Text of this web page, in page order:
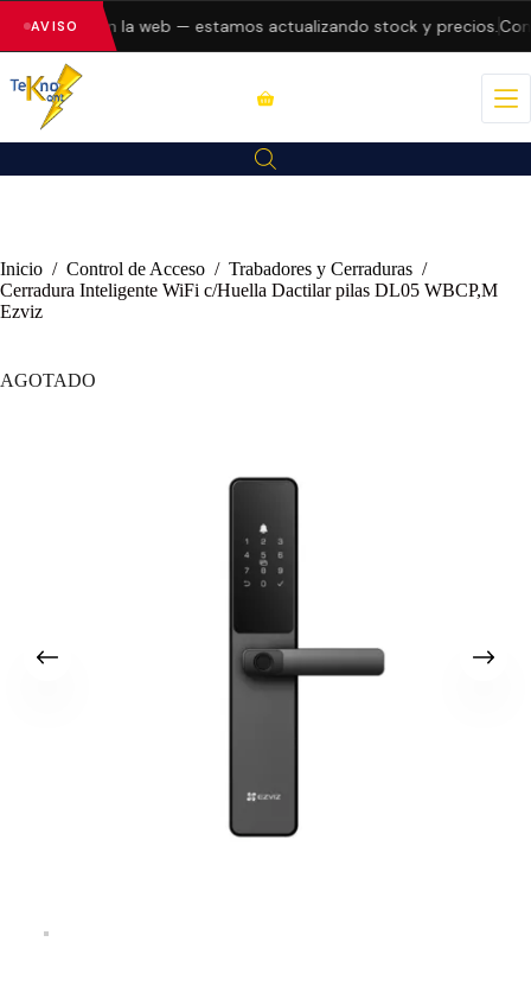
AVISO
errores en la web — estamos actualizando stock y precios.
Inicio / Control de Acceso / Trabadores y Cerraduras /
Cerradura Inteligente WiFi c/Huella Dactilar pilas DL05 WBCP,M
Ezviz
AGOTADO